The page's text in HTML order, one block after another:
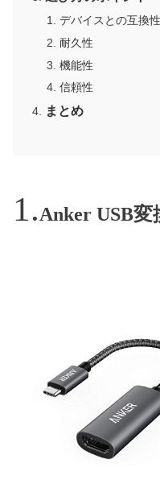
デバイスとの互換性
耐久性
機能性
信頼性
まとめ
Anker USB